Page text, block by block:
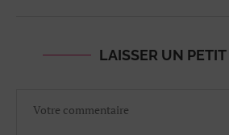
LAISSER UN